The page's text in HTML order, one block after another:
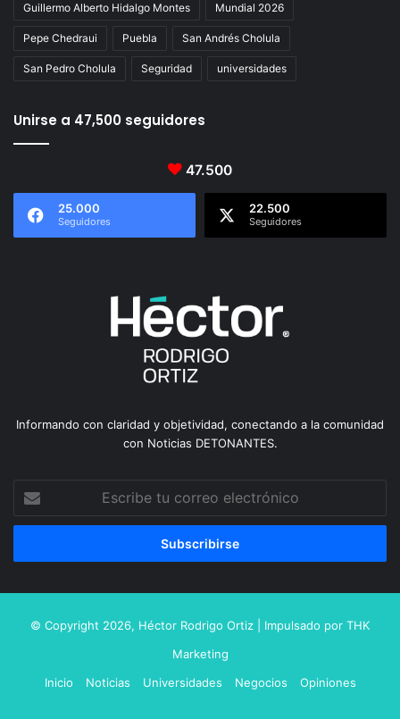
Guillermo Alberto Hidalgo Montes Mundial 2026
Pepe Chedraui Puebla San Andrés Cholula
San Pedro Cholula Seguridad universidades
Unirse a 47,500 seguidores
47.500
25.000
Seguidores
22.500
Seguidores
Informando con claridad y objetividad, conectando a la comunidad
con Noticias DETONANTES.
tu
correo
© Copyright 2026, Héctor Rodrigo Ortiz | Impulsado por THK
Marketing
Inicio
Noticias Universidades Negocios Opiniones